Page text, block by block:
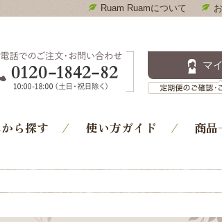
Ruam Ruamについて
ルアンルアン コスメ通販｜洗顔石鹸・ス
マ
ら探す 使い方ガイド 商品